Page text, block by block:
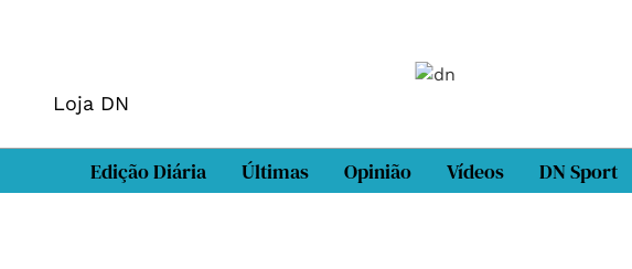
Loja DN
Edição Diária Últimas Opinião Vídeos DN Sport